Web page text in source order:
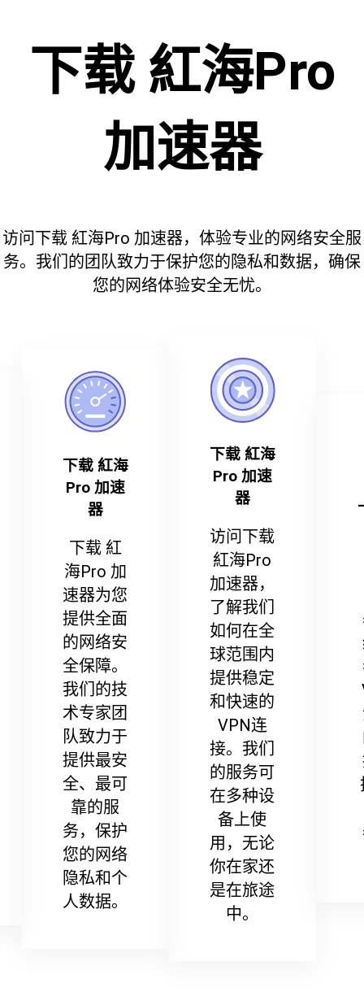
下载 紅海Pro
加速器
访问下载 紅海Pro 加速器，体验专业的网络安全服
务。我们的团队致力于保护您的隐私和数据，确保
您的网络体验安全无忧。
下载 紅海
Pro 加速
器
下载 紅
海Pro 加
速器为您
提供全面
的网络安
全保障。
我们的技
术专家团
队致力于
提供最安
全、最可
靠的服
务，保护
您的网络
隐私和个
人数据。
下载 紅海
Pro 加速
器
访问下载
紅海Pro
加速器，
了解我们
如何在全
球范围内
提供稳定
和快速的
VPN连
接。我们
的服务可
在多种设
备上使
用，无论
你在家还
是在旅途
中。